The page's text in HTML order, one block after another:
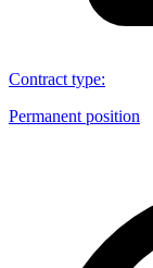
Contract type:
Permanent position